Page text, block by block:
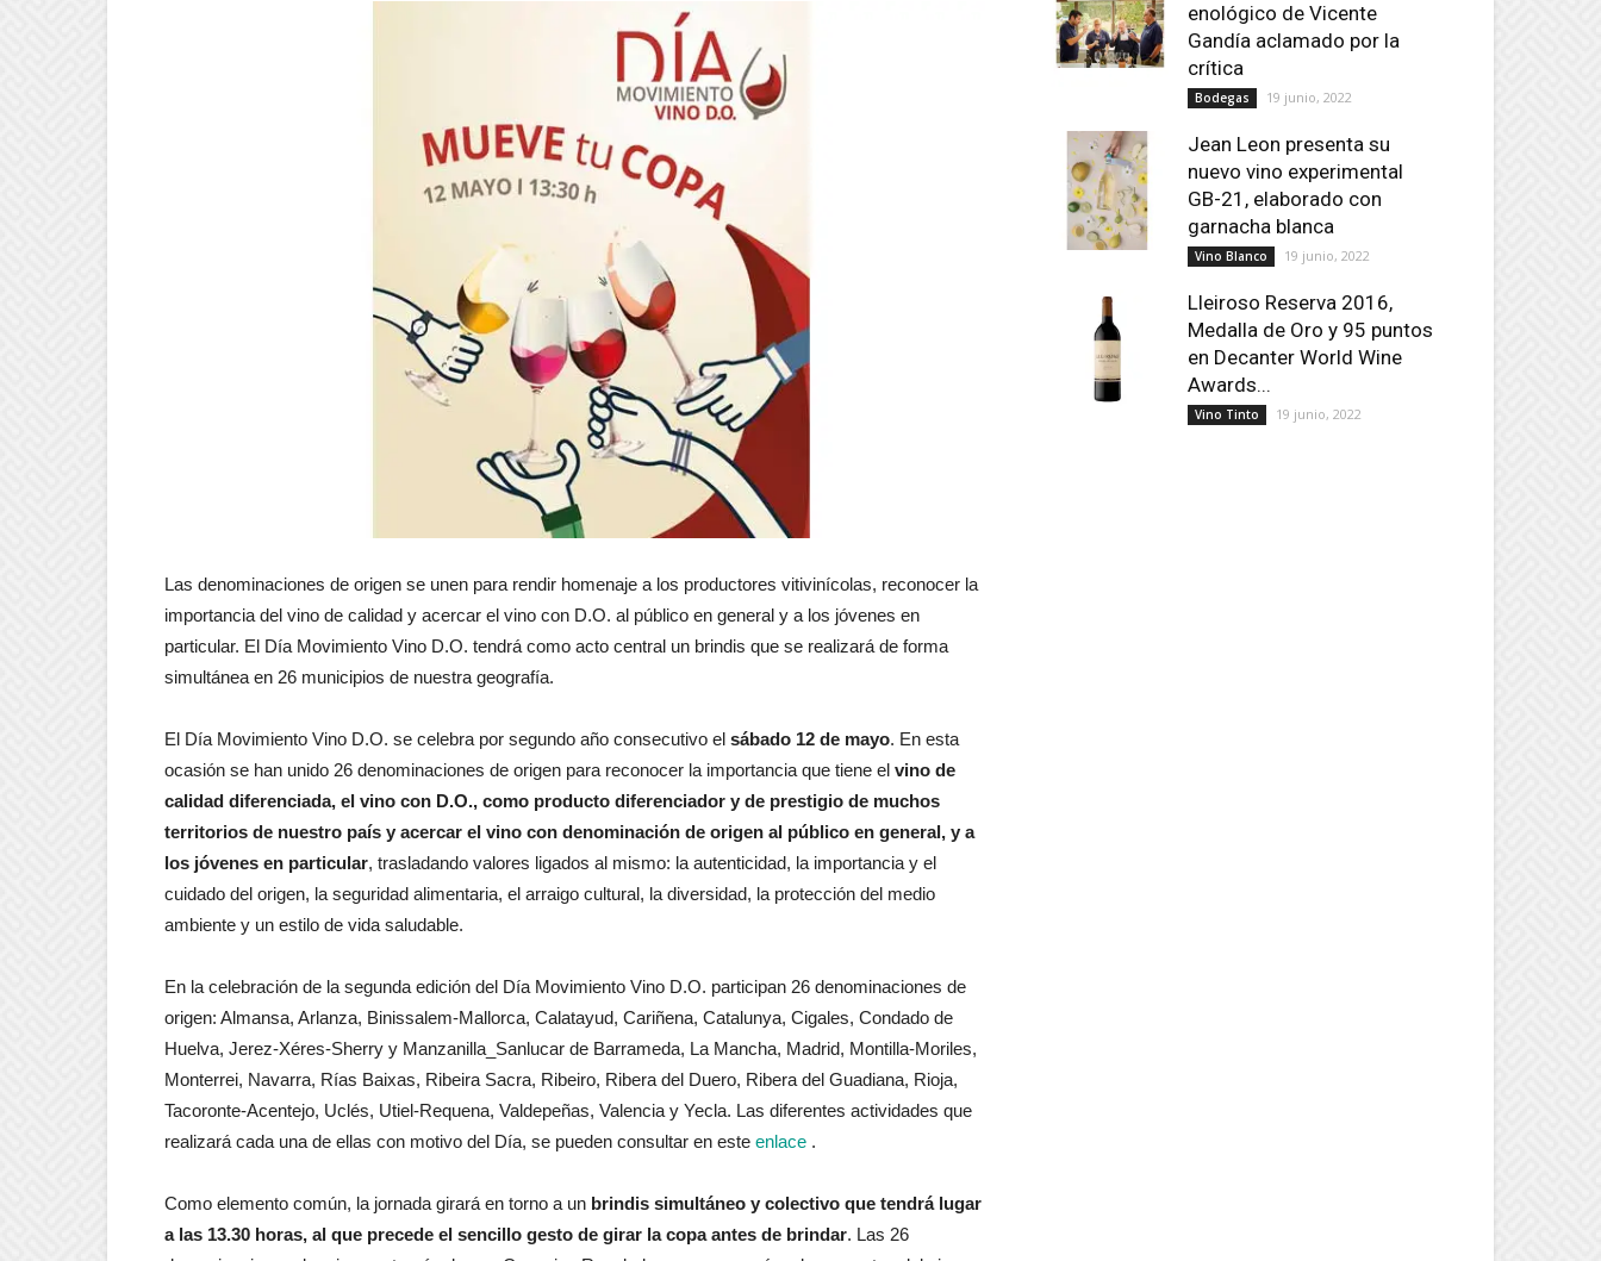
Las denominaciones de origen se unen para rendir homenaje a los productores vitivinícolas, reconocer la
importancia del vino de calidad y acercar el vino con D.O. al público en general y a los jóvenes en
particular. El Día Movimiento Vino D.O. tendrá como acto central un brindis que se realizará de forma
simultánea en 26 municipios de nuestra geografía.
El Día Movimiento Vino D.O. se celebra por segundo año consecutivo el sábado 12 de mayo. En esta
ocasión se han unido 26 denominaciones de origen para reconocer la importancia que tiene el vino de
calidad diferenciada, el vino con D.O., como producto diferenciador y de prestigio de muchos
territorios de nuestro país y acercar el vino con denominación de origen al público en general, y a
los jóvenes en particular, trasladando valores ligados al mismo: la autenticidad, la importancia y el
cuidado del origen, la seguridad alimentaria, el arraigo cultural, la diversidad, la protección del medio
ambiente y un estilo de vida saludable.
En la celebración de la segunda edición del Día Movimiento Vino D.O. participan 26 denominaciones de
origen: Almansa, Arlanza, Binissalem-Mallorca, Calatayud, Cariñena, Catalunya, Cigales, Condado de
Huelva, Jerez-Xéres-Sherry y Manzanilla_Sanlucar de Barrameda, La Mancha, Madrid, Montilla-Moriles,
Monterrei, Navarra, Rías Baixas, Ribeira Sacra, Ribeiro, Ribera del Duero, Ribera del Guadiana, Rioja,
Tacoronte-Acentejo, Uclés, Utiel-Requena, Valdepeñas, Valencia y Yecla. Las diferentes actividades que
realizará cada una de ellas con motivo del Día, se pueden consultar en este enlace .
Como elemento común, la jornada girará en torno a un brindis simultáneo y colectivo que tendrá lugar
a las 13.30 horas, al que precede el sencillo gesto de girar la copa antes de brindar. Las 26
enológico de Vicente
Gandía aclamado por la
crítica
Bodegas 19 junio, 2022
Jean Leon presenta su
nuevo vino experimental
GB-21, elaborado con
garnacha blanca
Vino Blanco 19 junio, 2022
Lleiroso Reserva 2016,
Medalla de Oro y 95 puntos
en Decanter World Wine
Awards...
Vino Tinto 19 junio, 2022